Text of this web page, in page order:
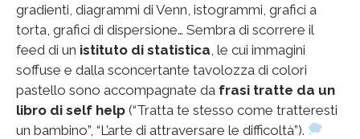
gradienti, diagrammi di Venn, istogrammi, grafici a
torta, grafici di dispersione… Sembra di scorrere il
feed di un istituto di statistica , le cui immagini
soffuse e dalla sconcertante tavolozza di colori
pastello sono accompagnate da frasi tratte da un
libro di self help (“Tratta te stesso come tratteresti
un bambino”, “L’arte di attraversare le difficoltà”).